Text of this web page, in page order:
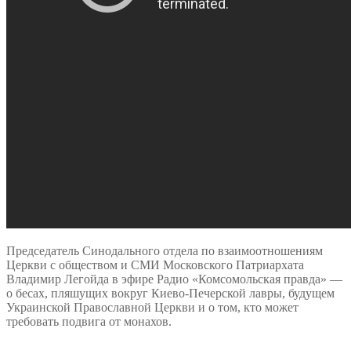
Председатель Синодального отдела по взаимоотношениям
Церкви с обществом и СМИ Московского Патриархата
Владимир Легойда в эфире Радио «Комсомольская правда» —
о бесах, пляшущих вокруг Киево-Печерской лавры, будущем
Украинской Православной Церкви и о том, кто может
требовать подвига от монахов.